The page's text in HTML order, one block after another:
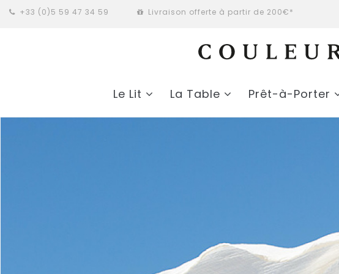
+33 (0)5 59 47 34 59 Livraison offerte à partir de 200€*
Le Lit La Table Prêt-à-Porter